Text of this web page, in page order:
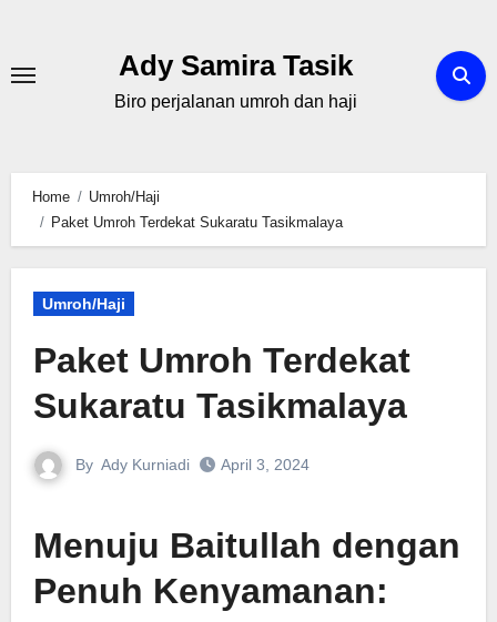
content
Ady Samira Tasik
Biro perjalanan umroh dan haji
Home
Umroh/Haji
Paket Umroh Terdekat Sukaratu Tasikmalaya
Umroh/Haji
Paket Umroh Terdekat
Sukaratu Tasikmalaya
By Ady Kurniadi April 3, 2024
Menuju Baitullah dengan
Penuh Kenyamanan: